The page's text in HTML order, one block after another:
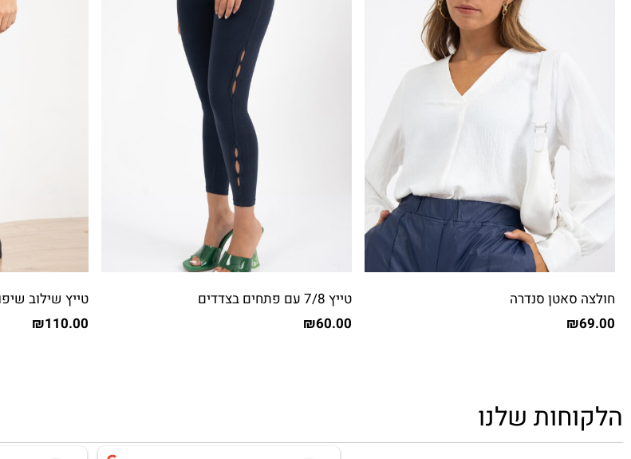
חולצה סאטן סנדרה
₪69.00
טייץ 7/8 עם פתחים בצדדים
₪60.00
טייץ שילוב
₪110.00
הלקוחות שלנו